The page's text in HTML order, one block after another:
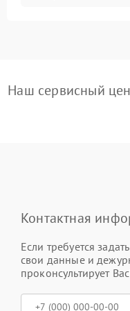
Наш сервисный
Контактная
Если требуется
свои данные и
проконсультирует